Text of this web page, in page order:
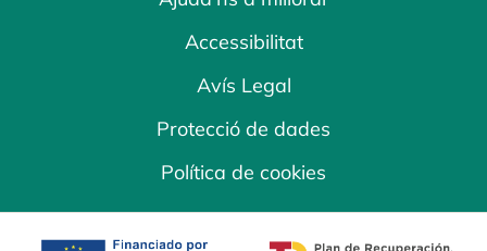
Accessibilitat
Avís Legal
Protecció de dades
Política de cookies